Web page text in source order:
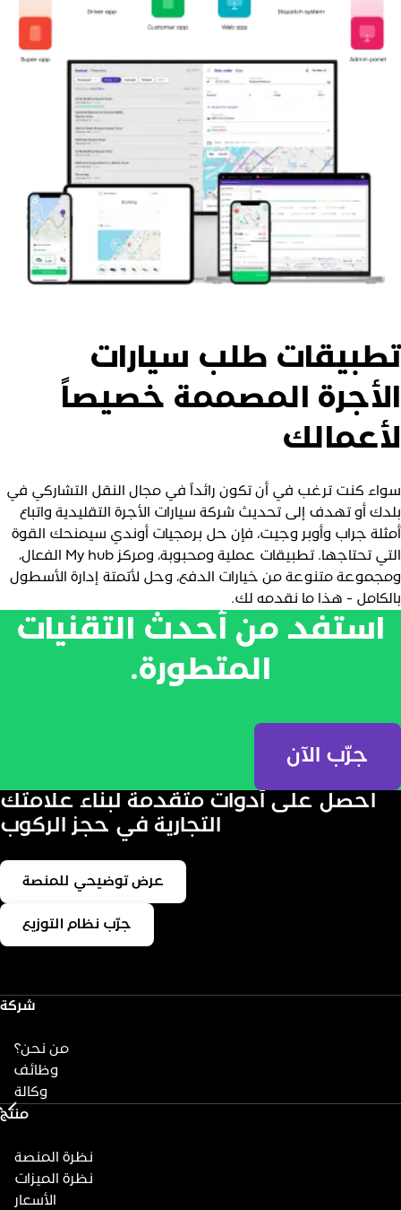
طلب سيارات
المصممة خصيصاً
كنت ترغب في أن تكون رائداً في مجال النقل التشاركي في
أو تهدف إلى تحديث شركة سيارات الأجرة التقليدية واتباع
جراب وأوبر وجيت، فإن حل برمجيات أوندي سيمنحك القوة
التي تحتاجها. تطبيقات عملية ومحبوبة، ومركز My hub الفعال،
متنوعة من خيارات الدفع، وحل لأتمتة إدارة الأسطول
- هذا ما نقدمه لك.
استفد من أحدث التقنيات
المتطورة.
جرّب الآن
احصل على أدوات متقدمة لبناء علامتك
التجارية في حجز الركوب
عرض توضيحي للمنصة
جرّب نظام التوزيع
شركة
من نحن؟
وظائف
وكالة
منتج
نظرة المنصة
نظرة الميزات
الأسعار